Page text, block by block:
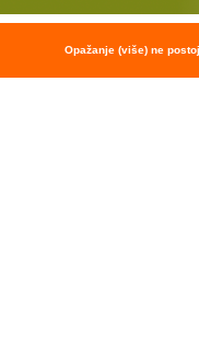
Opažanje (više) ne